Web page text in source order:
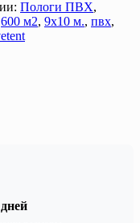
Пологи ПВХ,
600 м2, 9х10 м., пвх,